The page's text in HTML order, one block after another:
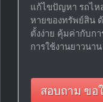
แก้ไขปัญหา รถไห
หายของทรัพย์สิน
ตั้งง่าย คุ้มค่ากับก
การใช้งานยาวนา
สอบถาม ขอ